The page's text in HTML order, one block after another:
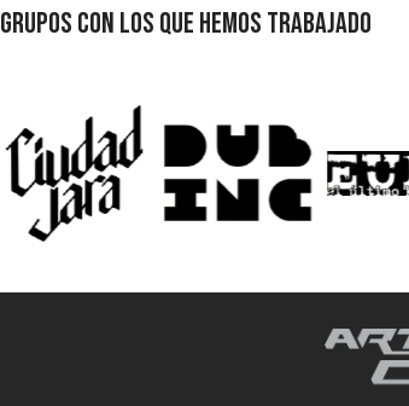
GRUPOS CON LOS QUE HEMOS TRABAJADO